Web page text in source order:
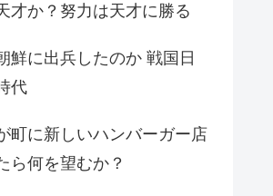
才か？努力は天才に勝る
鮮に出兵したのか 戦国日
代
町に新しいハンバーガー店
ら何を望むか？